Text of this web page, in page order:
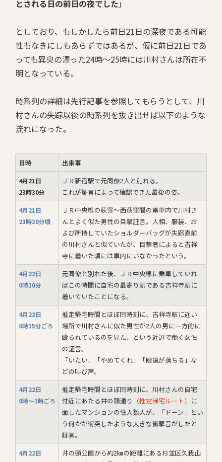
とされる日の前日の夜でした 」
としており、もしかしたら前日21日の深夜である可能
性もなきにしもあらずではあるが、仮に前日21日であ
っても異臭の漂った24時～25時には川村さんは所在不
明となっている。
時系列の詳細は先行記事を参照してもらうとして、川
村さんの失踪以後の時系列を抜き出せば以下のような
流れになった。
日時 出来事
4月21日
23時30分
ＪＲ新宿駅で元同僚2人と別れる。
これが証言によって確認できた最後の姿。
4月21日
23時30分頃
ＪＲ中央線の荻窪～西荻窪間の電車内で川村さ
んとよく似た男性の目撃証言。人相、服装、お
よび所持していたショルダーバッグが失踪直前
の川村さんと似ていたが、目撃者によると吉祥
寺に着いた頃には車内にいなかったという。
4月22日
0時10分
元同僚と別れた後、ＪＲ中央線に乗車していれ
ばこの時間に自宅の最寄り駅である吉祥寺駅に
着いていたことになる。
4月22日
0時15分ごろ
推定帰宅時間とほぼ同時刻に、吉祥寺駅に近い
場所で川村さんに似た男性が2人の男に一方的に
殴られているのを見た、という近辺で働く女性
の証言。
「いたい」「やめてくれ」「眼鏡が落ちる」な
どの叫び声。
4月22日
0時～1時ごろ
推定帰宅時間とほぼ同時刻に、川村さんの自宅
付近にあたる井の頭通り
（推定帰宅ルート） に
面したマンションの住人数人が、「ドーン」とい
う何かが衝突したような大きな衝撃音がしたと
証言。
4月22日
井の頭公園から約2㎞の距離にある杉並区久我山